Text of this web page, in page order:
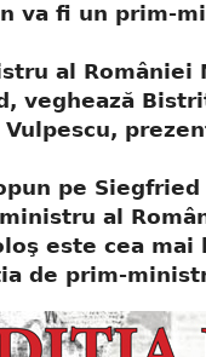
va fi un prim-
al României
veghează
pe
al
este cea mai
de prim-